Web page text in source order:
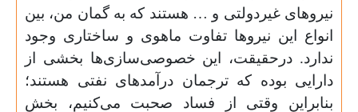
نیروهای غیردولتی و … هستند که به گمان من، بین
انواع این نیروها تفاوت ماهوی و ساختاری وجود
ندارد. درحقیقت، این خصوصی‌سازی‌ها بخشی از
دارایی بوده که ترجمان درآمدهای نفتی هستند؛
بنابراین وقتی از فساد صحبت می‌کنیم، بخش